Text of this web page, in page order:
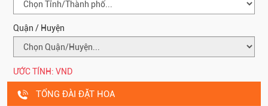
Quận / Huyện
ƯỚC TÍNH: VND
TỔNG ĐÀI ĐẶT HOA